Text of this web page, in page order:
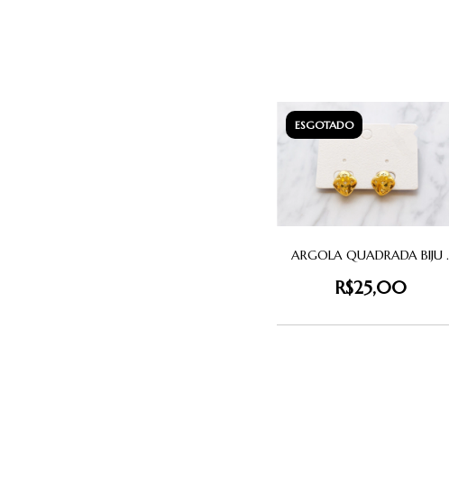
ESGOTADO
ARGOLA QUADRADA BIJU .
R$25,00